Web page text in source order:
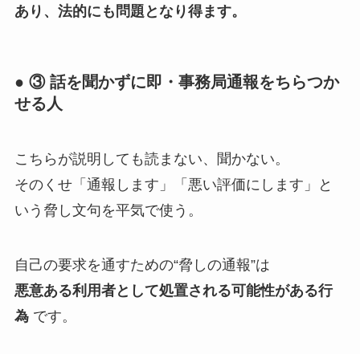
あり、法的にも問題となり得ます。
● ③ 話を聞かずに即・事務局通報をちらつか
せる人
こちらが説明しても読まない、聞かない。
そのくせ「通報します」「悪い評価にします」と
いう脅し文句を平気で使う。
自己の要求を通すための“脅しの通報”は
悪意ある利用者として処置される可能性がある行
為です。